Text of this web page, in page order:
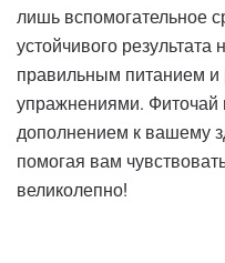
лишь вспомогательное
устойчивого
правильным питанием
упражнениями. Фиточай
дополнением к вашему
помогая вам
великолепно!